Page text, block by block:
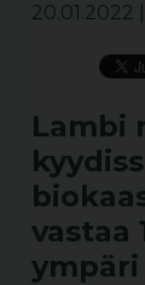
20.01.2022
Lambi
vastaa
ympäri